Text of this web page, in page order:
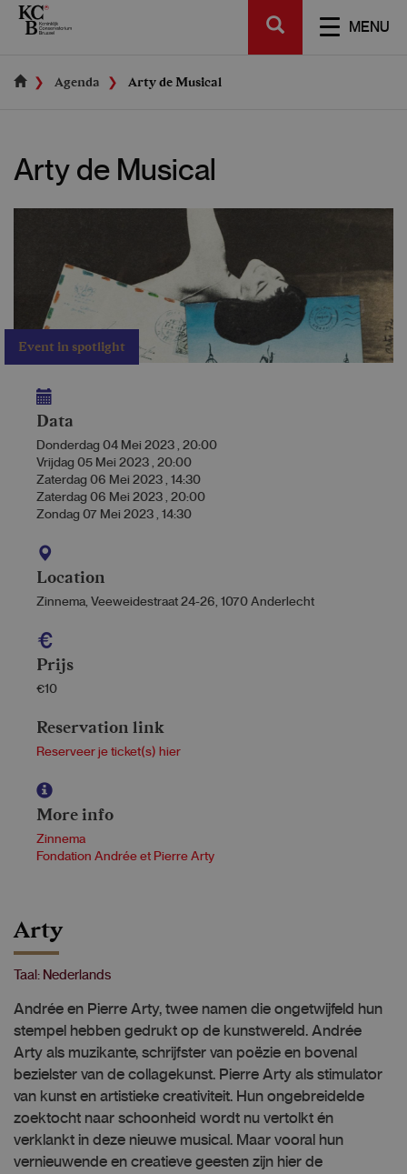
Skip
MENU
SEARCH
Agenda Arty de Musical
Arty de Musical
Event in spotlight
Data
Donderdag 04 Mei 2023 , 20:00
Vrijdag 05 Mei 2023 , 20:00
Zaterdag 06 Mei 2023 , 14:30
Zaterdag 06 Mei 2023 , 20:00
Zondag 07 Mei 2023 , 14:30
Location
Zinnema, Veeweidestraat 24-26, 1070 Anderlecht
Prijs
€10
Reservation link
Reserveer je ticket(s) hier
More info
Zinnema
Fondation Andrée et Pierre Arty
Arty
Taal: Nederlands
Andrée en Pierre Arty, twee namen die ongetwijfeld hun
stempel hebben gedrukt op de kunstwereld. Andrée
Arty als muzikante, schrijfster van poëzie en bovenal
bezielster van de collagekunst. Pierre Arty als stimulator
van kunst en artistieke creativiteit. Hun ongebreidelde
zoektocht naar schoonheid wordt nu vertolkt én
verklankt in deze nieuwe musical. Maar vooral hun
vernieuwende en creatieve geesten zijn hier de